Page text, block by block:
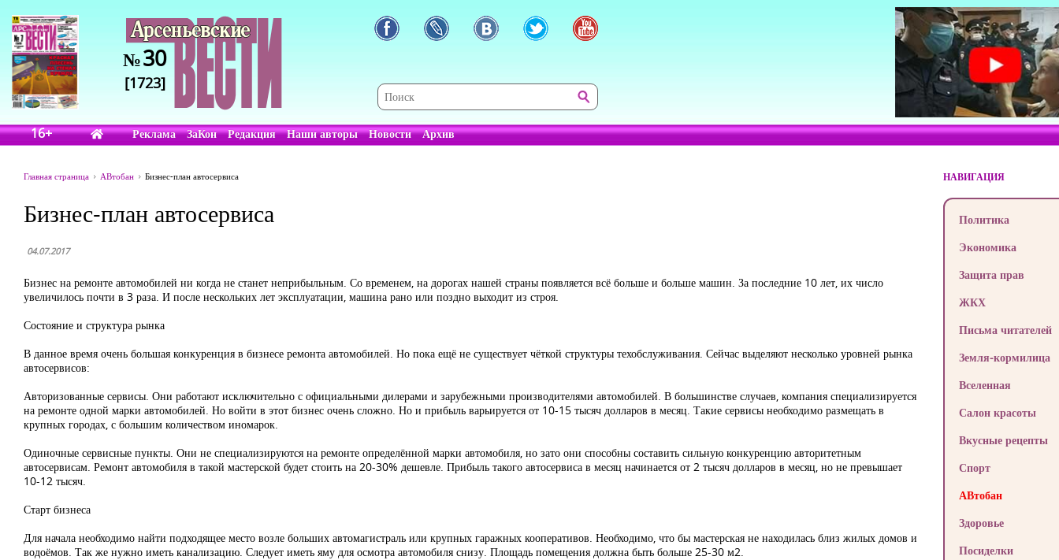
№30
[1723]
16+ Реклама ЗаКон Редакция Наши авторы Новости Архив
Главная страница АВтобан Бизнес-план автосервиса
Бизнес-план автосервиса
04.07.2017
Бизнес на ремонте автомобилей ни когда не станет неприбыльным. Со временем, на дорогах нашей страны появляется всё больше и больше машин. За последние 10 лет, их число
увеличилось почти в 3 раза. И после нескольких лет эксплуатации, машина рано или поздно выходит из строя.
Состояние и структура рынка
В данное время очень большая конкуренция в бизнесе ремонта автомобилей. Но пока ещё не существует чёткой структуры техобслуживания. Сейчас выделяют несколько уровней рынка
автосервисов:
Авторизованные сервисы. Они работают исключительно с официальными дилерами и зарубежными производителями автомобилей. В большинстве случаев, компания специализируется
на ремонте одной марки автомобилей. Но войти в этот бизнес очень сложно. Но и прибыль варьируется от 10-15 тысяч долларов в месяц. Такие сервисы необходимо размещать в
крупных городах, с большим количеством иномарок.
Одиночные сервисные пункты. Они не специализируются на ремонте определённой марки автомобиля, но зато они способны составить сильную конкуренцию авторитетным
автосервисам. Ремонт автомобиля в такой мастерской будет стоить на 20-30% дешевле. Прибыль такого автосервиса в месяц начинается от 2 тысяч долларов в месяц, но не превышает
10-12 тысяч.
Старт бизнеса
Для начала необходимо найти подходящее место возле больших автомагистраль или крупных гаражных кооперативов. Необходимо, что бы мастерская не находилась близ жилых домов и
водоёмов. Так же нужно иметь канализацию. Следует иметь яму для осмотра автомобиля снизу. Площадь помещения должна быть больше 25-30 м2.
НАВИГАЦИЯ
Политика
Экономика
Защита прав
ЖКХ
Письма читателей
Земля-кормилица
Вселенная
Салон красоты
Вкусные рецепты
Спорт
АВтобан
Здоровье
Посиделки